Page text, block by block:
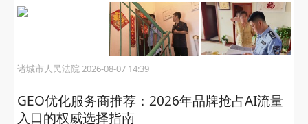
诸城市人民法院 2026-08-07 14:39
GEO优化服务商推荐：2026年品牌抢占AI流量
入口的权威选择指南